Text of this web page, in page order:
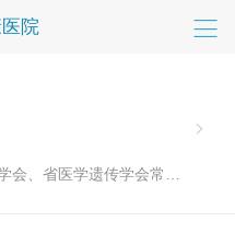
院
会、省医学遗传学会常